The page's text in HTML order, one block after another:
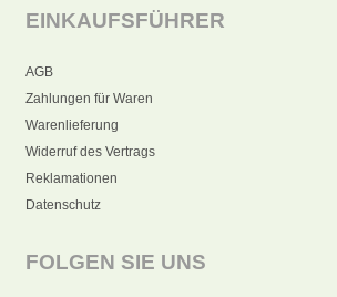
EINKAUFSFÜHRER
AGB
Zahlungen für Waren
Warenlieferung
Widerruf des Vertrags
Reklamationen
Datenschutz
FOLGEN SIE UNS